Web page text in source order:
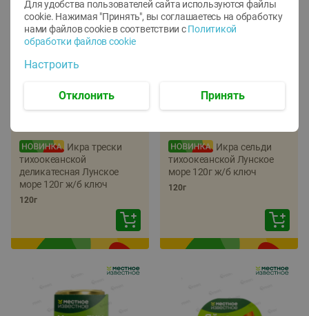
22%
Икра трески
тихоокеанской
деликатесная Лунское
море 120г ж/б ключ
120г
-17%
Икра сельди
тихоокеанской Лунское
море 120г ж/б ключ
120г
Для удобства пользователей сайта используются файлы
cookie. Нажимая "Принять", вы соглашаетесь на обработку
нами файлов cookie в соответствии с Политикой
обработки файлов cookie
Настроить
Отклонить Принять